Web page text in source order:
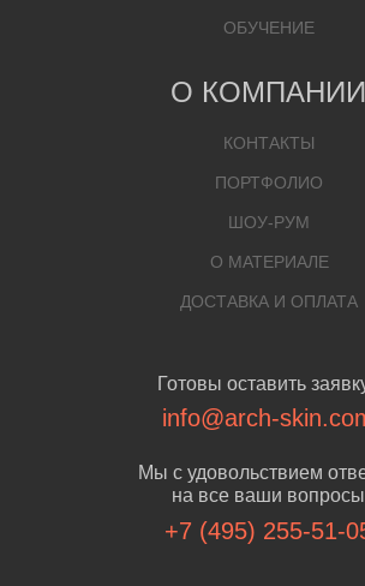
Готовы оставить
info@arch-
Мы с удовольствием
на все ваши вопросы
+7 (495) 255-51-
ОБУЧЕНИЕ
О КОМПАНИИ
КОНТАКТЫ
ПОРТФОЛИО
ШОУ-РУМ
О МАТЕРИАЛЕ
ДОСТАВКА И ОПЛАТА